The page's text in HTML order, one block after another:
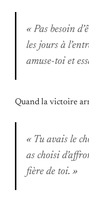
« Pas besoin
les jours à
amuse-toi et
Quand la victoire
« Tu avais le
as choisi
fière de toi. »